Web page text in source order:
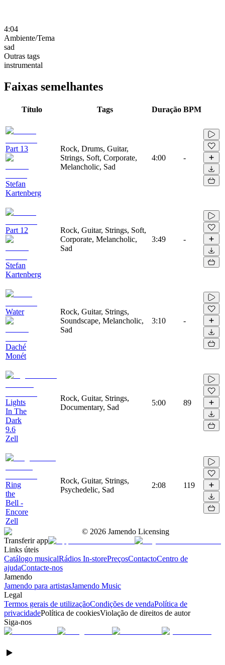
4:04
Ambiente/Tema
sad
Outras tags
instrumental
Faixas semelhantes
Título Tags Duração BPM
Part 13
Stefan
Kartenberg
Rock, Drums, Guitar,
Strings, Soft, Corporate,
Melancholic, Sad
4:00 -
Part 12
Stefan
Kartenberg
Rock, Guitar, Strings, Soft,
Corporate, Melancholic,
Sad
3:49 -
Water
Daché
Monét
Rock, Guitar, Strings,
Soundscape, Melancholic,
Sad
3:10 -
Lights
In The
Dark
9.6
Zell
Rock, Guitar, Strings,
Documentary, Sad
5:00 89
Ring
the
Bell -
Encore
Zell
Rock, Guitar, Strings,
Psychedelic, Sad
2:08 119
© 2026 Jamendo Licensing
Transferir app
Links úteis
Catálogo musicalRádios In-storePreçosContactoCentro de
ajudaContacte-nos
Jamendo
Jamendo para artistasJamendo Music
Legal
Termos gerais de utilizaçãoCondições de vendaPolítica de
privacidadePolítica de cookiesViolação de direitos de autor
Siga-nos